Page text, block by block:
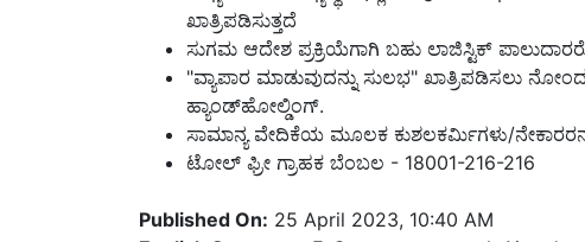
ಸುಗಮ ಆದೇಶ ಪ್ರಕ್ರಿಯೆಗಾಗಿ ಬಹು ಲಾಜಿಸ್ಟಿಕ್
"ವ್ಯಾಪಾರ ಮಾಡುವುದನ್ನು ಸುಲಭ" ಖಾತ್ರಿಪಡಿಸಲು
ಹ್ಯಾಂಡ್‌ಹೋಲ್ಡಿಂಗ್.
ಸಾಮಾನ್ಯ ವೇದಿಕೆಯ ಮೂಲಕ ಕುಶಲಕರ್ಮಿಗಳು/
ಟೋಲ್ ಫ್ರೀ ಗ್ರಾಹಕ ಬೆಂಬಲ - 18001-216-216
English Summary:E-Commerce portal: Aimed at